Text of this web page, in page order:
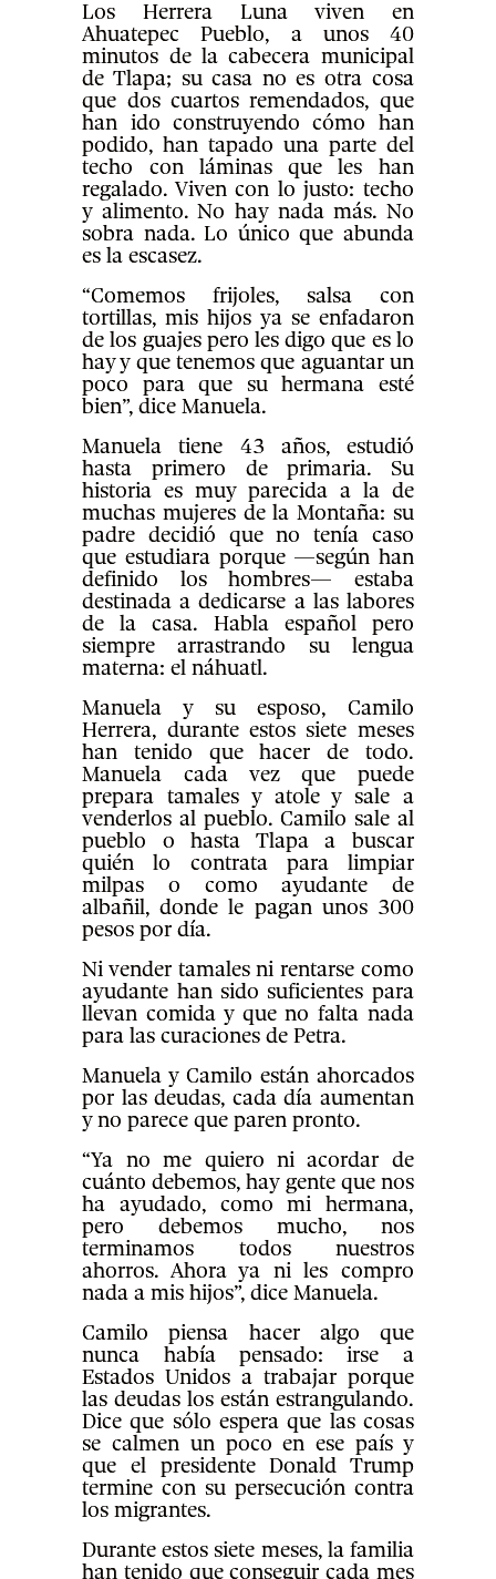
Los Herrera Luna viven en
Ahuatepec Pueblo, a unos 40
minutos de la cabecera municipal
de Tlapa; su casa no es otra cosa
que dos cuartos remendados, que
han ido construyendo cómo han
podido, han tapado una parte del
techo con láminas que les han
regalado. Viven con lo justo: techo
y alimento. No hay nada más. No
sobra nada. Lo único que abunda
es la escasez.
“Comemos frijoles, salsa con
tortillas, mis hijos ya se enfadaron
de los guajes pero les digo que es lo
hay y que tenemos que aguantar un
poco para que su hermana esté
bien”, dice Manuela.
Manuela tiene 43 años, estudió
hasta primero de primaria. Su
historia es muy parecida a la de
muchas mujeres de la Montaña: su
padre decidió que no tenía caso
que estudiara porque —según han
definido los hombres— estaba
destinada a dedicarse a las labores
de la casa. Habla español pero
siempre arrastrando su lengua
materna: el náhuatl.
Manuela y su esposo, Camilo
Herrera, durante estos siete meses
han tenido que hacer de todo.
Manuela cada vez que puede
prepara tamales y atole y sale a
venderlos al pueblo. Camilo sale al
pueblo o hasta Tlapa a buscar
quién lo contrata para limpiar
milpas o como ayudante de
albañil, donde le pagan unos 300
pesos por día.
Ni vender tamales ni rentarse como
ayudante han sido suficientes para
llevan comida y que no falta nada
para las curaciones de Petra.
Manuela y Camilo están ahorcados
por las deudas, cada día aumentan
y no parece que paren pronto.
“Ya no me quiero ni acordar de
cuánto debemos, hay gente que nos
ha ayudado, como mi hermana,
pero debemos mucho, nos
terminamos todos nuestros
ahorros. Ahora ya ni les compro
nada a mis hijos”, dice Manuela.
Camilo piensa hacer algo que
nunca había pensado: irse a
Estados Unidos a trabajar porque
las deudas los están estrangulando.
Dice que sólo espera que las cosas
se calmen un poco en ese país y
que el presidente Donald Trump
termine con su persecución contra
los migrantes.
Durante estos siete meses, la familia
han tenido que conseguir cada mes